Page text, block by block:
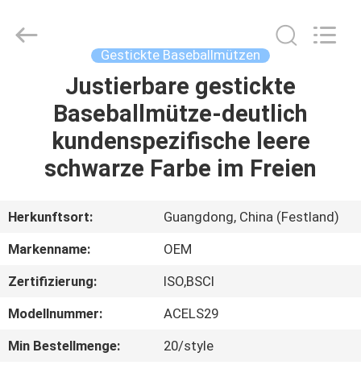
PRODUKTE
UNS
AUSFLUG
QUALITÄTSKONTROLLE
Ltd..
Gestickte Baseballmützen
Justierbare gestickte
Baseballmütze-deutlich
kundenspezifische leere
schwarze Farbe im Freien
Herkunftsort:
Guangdong, China (Festland)
Markenname:
OEM
Zertifizierung:
ISO,BSCI
Modellnummer:
ACELS29
Min Bestellmenge:
20/style